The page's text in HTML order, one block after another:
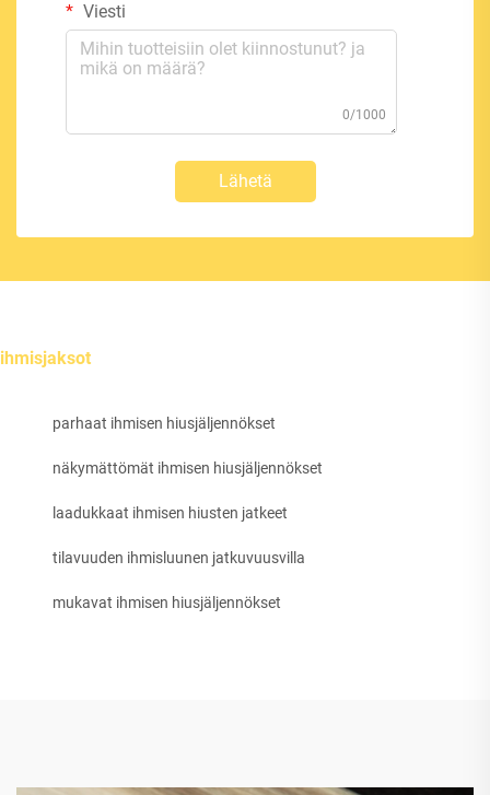
Viesti
0/1000
Lähetä
ihmisjaksot
parhaat ihmisen hiusjäljennökset
näkymättömät ihmisen hiusjäljennökset
laadukkaat ihmisen hiusten jatkeet
tilavuuden ihmisluunen jatkuvuusvilla
mukavat ihmisen hiusjäljennökset